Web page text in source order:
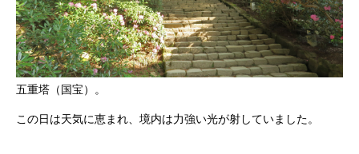
五重塔（国宝）。
この日は天気に恵まれ、境内は力強い光が射していました。